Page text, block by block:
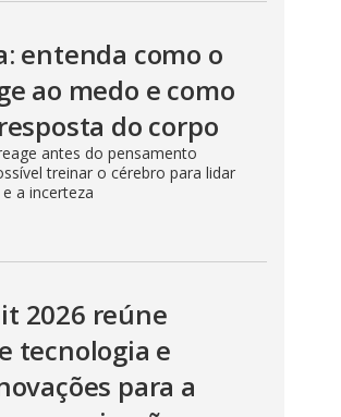
entenda como o
ao medo e como
do corpo
antes do pensamento
treinar o cérebro para lidar
a incerteza
2026 reúne
tecnologia e
para a